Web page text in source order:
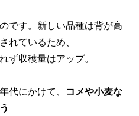
です。新しい品種は背が高
れているため、
ず収穫量はアップ。
代にかけて、 コメや小麦な